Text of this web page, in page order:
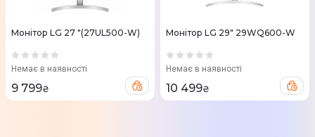
Монітор LG 27 "(27UL500-W)
Немає в наявності
9 799₴
Монітор LG 29" 29WQ600-W
Немає в наявності
10 499₴